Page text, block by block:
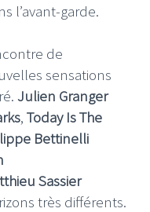
l’avant-garde.
de
sensations
Julien Granger
, Today Is The
Bettinelli
Sassier
très différents.